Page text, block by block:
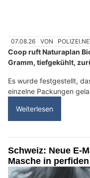
07.08.26 VON
Coop ruft Naturaplan
Gramm, tiefgekühlt,
Es wurde festgestellt,
einzelne Packungen
Weiterlesen
Schweiz: Neue E-
Masche in